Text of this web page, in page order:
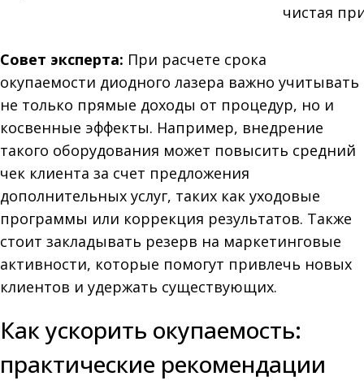
чистая
Совет эксперта: При расчете срока
окупаемости диодного лазера важно учитывать
не только прямые доходы от процедур, но и
косвенные эффекты. Например, внедрение
такого оборудования может повысить средний
чек клиента за счет предложения
дополнительных услуг, таких как уходовые
программы или коррекция результатов. Также
стоит закладывать резерв на маркетинговые
активности, которые помогут привлечь новых
клиентов и удержать существующих.
Как ускорить окупаемость:
практические рекомендации